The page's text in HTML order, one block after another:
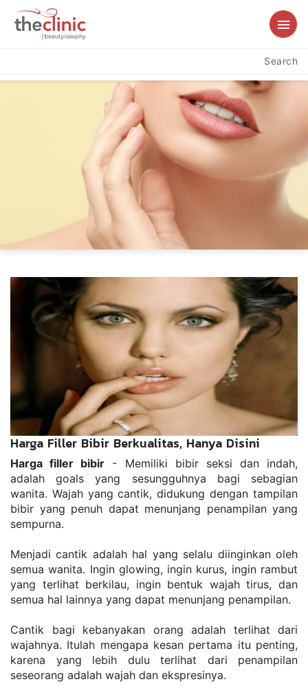
Search
Harga Filler Bibir Berkualitas, Hanya Disini
Harga filler bibir - Memiliki bibir seksi dan indah,
adalah goals yang sesungguhnya bagi sebagian
wanita. Wajah yang cantik, didukung dengan tampilan
bibir yang penuh dapat menunjang penampilan yang
sempurna.
Menjadi cantik adalah hal yang selalu diinginkan oleh
semua wanita. Ingin glowing, ingin kurus, ingin rambut
yang terlihat berkilau, ingin bentuk wajah tirus, dan
semua hal lainnya yang dapat menunjang penampilan.
Cantik bagi kebanyakan orang adalah terlihat dari
wajahnya. Itulah mengapa kesan pertama itu penting,
karena yang lebih dulu terlihat dari penampilan
seseorang adalah wajah dan ekspresinya.